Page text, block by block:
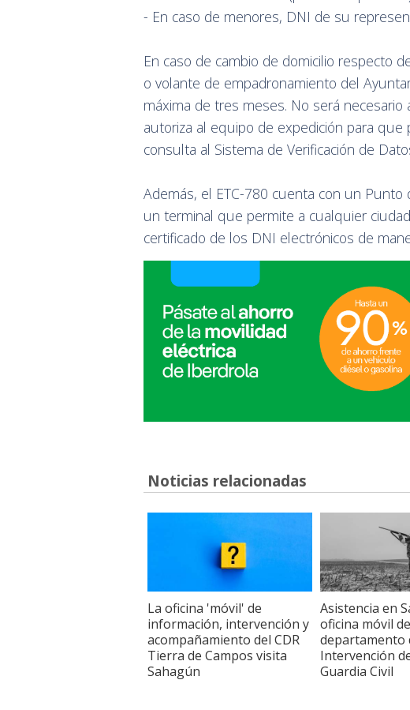
- En caso de menores, DNI de su
En caso de cambio de domicilio respecto
o volante de empadronamiento del
máxima de tres meses. No será
autoriza al equipo de expedición para
consulta al Sistema de Verificación de
Además, el ETC-780 cuenta con un Punto
un terminal que permite a cualquier
certificado de los DNI electrónicos de
Noticias relacionadas
La oficina 'móvil' de
información, intervención y
acompañamiento del CDR
Tierra de Campos visita
Sahagún
Asistencia en
oficina móvil
departamento
Intervención
Guardia Civil